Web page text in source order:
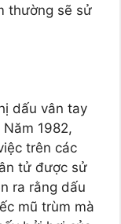
thường sẽ sử
dấu vân tay
1982,
trên các
tử được sử
ra rằng dấu
mũ trùm mà